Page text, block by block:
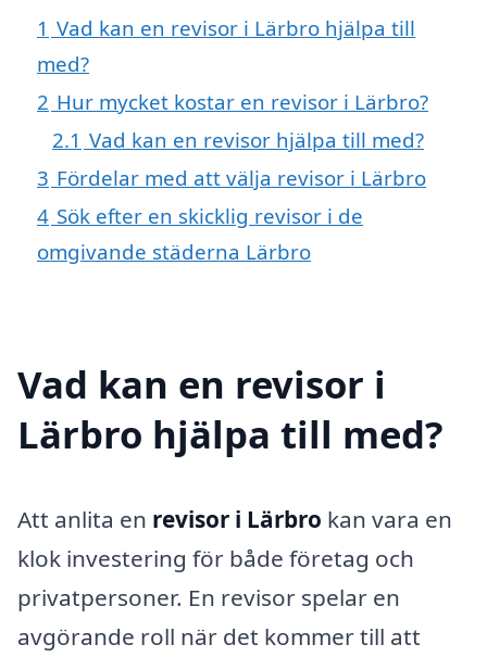
1 Vad kan en revisor i Lärbro hjälpa till
med?
2 Hur mycket kostar en revisor i Lärbro?
2.1 Vad kan en revisor hjälpa till med?
3 Fördelar med att välja revisor i Lärbro
4 Sök efter en skicklig revisor i de
omgivande städerna Lärbro
Vad kan en revisor i
Lärbro hjälpa till med?
Att anlita en revisor i Lärbro kan vara en
klok investering för både företag och
privatpersoner. En revisor spelar en
avgörande roll när det kommer till att